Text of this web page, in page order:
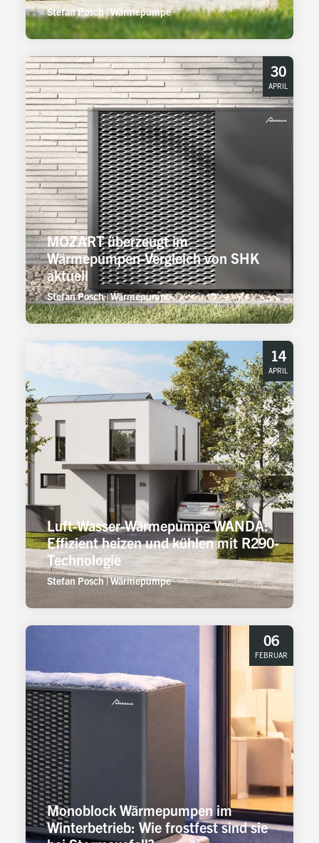
Stefan Posch|Wärmepumpe
30
APRIL
MOZART überzeugt im
Wärmepumpen-Vergleich von SHK
aktuell
Stefan Posch|Wärmepumpe
14
APRIL
Luft-Wasser-Wärmepumpe WANDA:
Effizient heizen und kühlen mit R290-
Technologie
Stefan Posch|Wärmepumpe
06
FEBRUAR
Monoblock Wärmepumpen im
Winterbetrieb: Wie frostfest sind sie